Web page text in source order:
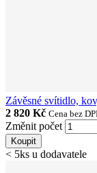
Závěsné svítidlo,
2 820 Kč Cena bez
Změnit počet
Koupit
< 5ks u dodavatele